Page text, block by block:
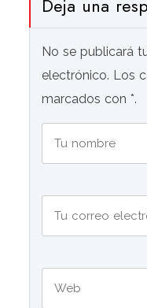
Deja una
No se publicará
electrónico. Los
marcados con *.